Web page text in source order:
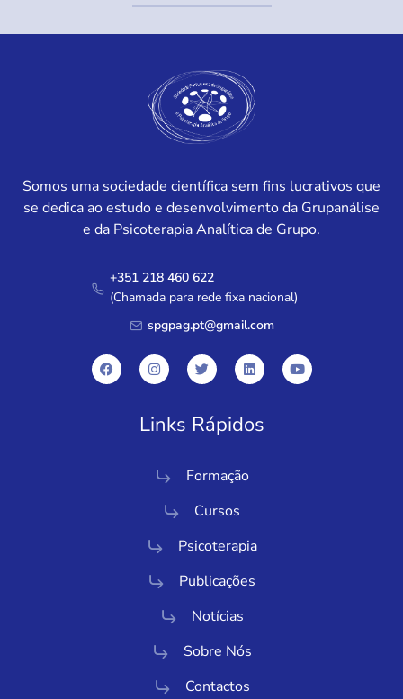
Somos uma sociedade científica sem fins lucrativos que
se dedica ao estudo e desenvolvimento da Grupanálise
e da Psicoterapia Analítica de Grupo.
+351 218 460 622
(Chamada para rede fixa nacional)
spgpag.pt@gmail.com
Links Rápidos
Formação
Cursos
Psicoterapia
Publicações
Notícias
Sobre Nós
Contactos